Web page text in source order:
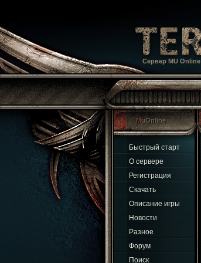
Сервер MU
MuOnline
Быстрый старт
О сервере
Регистрация
Скачать
Описание игры
Новости
Разное
Форум
Поиск